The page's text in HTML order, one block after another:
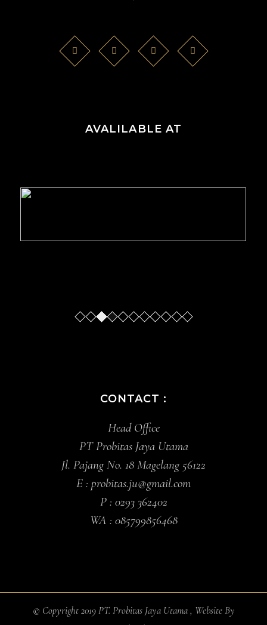
AVALILABLE AT
Slide Slide
CONTACT :
Head Office
PT Probitas Jaya Utama
Jl. Pajang No. 18 Magelang 56122
E : probitas.ju@gmail.com
P : 0293 362402
WA : 085799856468
© Copyright 2019 PT. Probitas Jaya Utama , Website By